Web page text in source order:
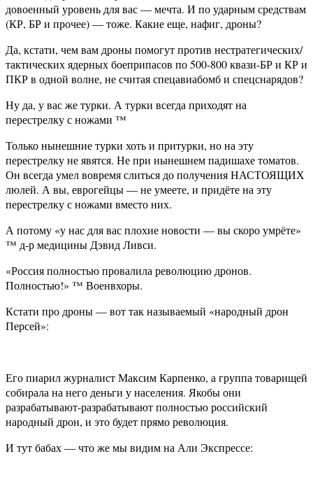
довоенный уровень для вас — мечта. И по ударным средствам
(КР, БР и прочее) — тоже. Какие еще, нафиг, дроны?
Да, кстати, чем вам дроны помогут против нестратегических/
тактических ядерных боеприпасов по 500-800 квази-БР и КР и
ПКР в одной волне, не считая спецавиабомб и спецснарядов?
Ну да, у вас же турки. А турки всегда приходят на
перестрелку с ножами ™
Только нынешние турки хоть и притурки, но на эту
перестрелку не явятся. Не при нынешнем падишахе томатов.
Он всегда умел вовремя слиться до получения НАСТОЯЩИХ
люлей. А вы, еврогейцы — не умеете, и придёте на эту
перестрелку с ножами вместо них.
А потому «у нас для вас плохие новости — вы скоро умрёте»
™ д-р медицины Дэвид Ливси.
«Россия полностью провалила революцию дронов.
Полностью!» ™ Военвхоры.
Кстати про дроны — вот так называемый «народный дрон
Персей»:
Его пиарил журналист Максим Карпенко, а группа товарищей
собирала на него деньги у населения. Якобы они
разрабатывают-разрабатывают полностью российский
народный дрон, и это будет прямо революция.
И тут бабах — что же мы видим на Али Экспрессе: